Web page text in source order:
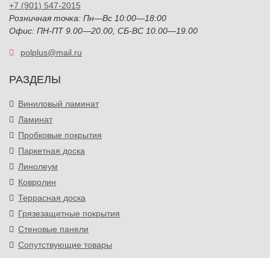
+7 (901) 547-2015
Розничная точка: Пн—Вс 10:00—18:00
Офис: ПН-ПТ 9.00—20.00, СБ-ВС 10.00—19.00
polplus@mail.ru
РАЗДЕЛЫ
Виниловый ламинат
Ламинат
Пробковые покрытия
Паркетная доска
Линолеум
Ковролин
Террасная доска
Грязезащитные покрытия
Стеновые панели
Сопутствующие товары